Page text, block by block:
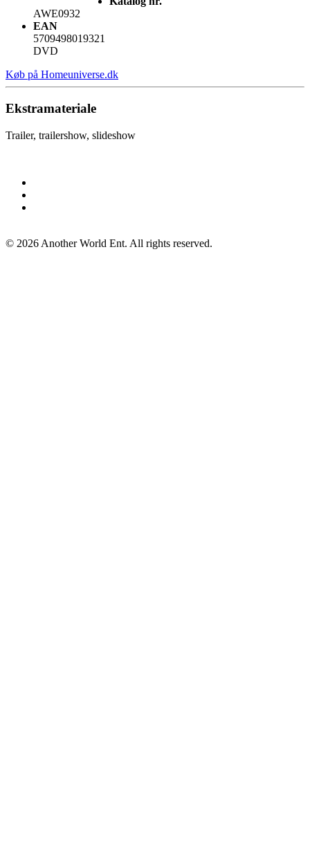
AWE0932
EAN
5709498019321
DVD
Køb på Homeuniverse.dk
Ekstramateriale
Trailer, trailershow, slideshow
© 2026 Another World Ent. All rights reserved.